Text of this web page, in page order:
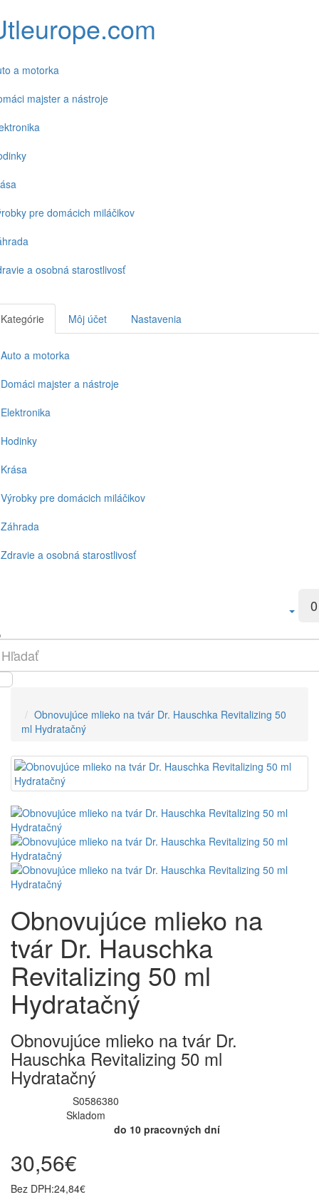
a motorka
majster a nástroje
pre domácich miláčikov
a osobná starostlivosť
Kategórie Môj účet Nastavenia
Auto a motorka
Domáci majster a nástroje
Elektronika
Hodinky
Krása
Výrobky pre domácich miláčikov
Záhrada
Zdravie a osobná starostlivosť
0
Obnovujúce mlieko na tvár Dr. Hauschka Revitalizing 50
ml Hydratačný
Obnovujúce mlieko na
tvár Dr. Hauschka
Revitalizing 50 ml
Hydratačný
Obnovujúce mlieko na tvár Dr.
Hauschka Revitalizing 50 ml
Hydratačný
S0586380
Skladom
do 10 pracovných dní
30,56€
Bez DPH:24,84€